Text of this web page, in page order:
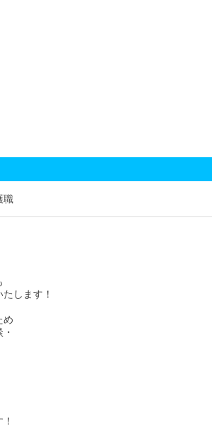
職
します！
め